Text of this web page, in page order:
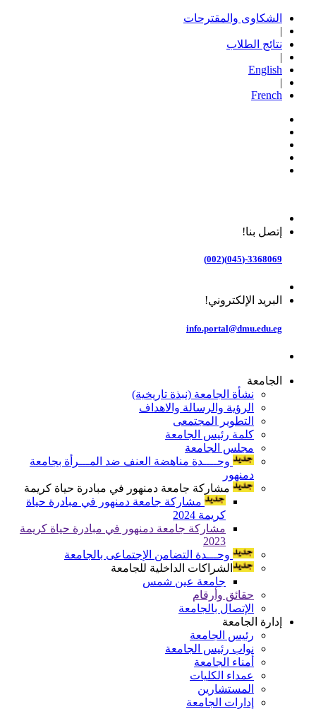
الشكاوى والمقترحات
|
نتائج الطلاب
|
English
|
French
إتصل بنا!
3368069-(045)(002)
البريد الإلكتروني!
info.portal@dmu.edu.eg
الجامعة
نشأة الجامعة (نبذة تاريخية)
الرؤية والرسالة والاهداف
التطوير المجتمعى
كلمة رئيس الجامعة
مجلس الجامعة
وحــــدة مناهضة العنف ضد المـــرأة بجامعة
دمنهور
مشاركة جامعة دمنهور في مبادرة حياة كريمة
مشاركة جامعة دمنهور في مبادرة حياة
كريمة 2024
مشاركة جامعة دمنهور في مبادرة حياة كريمة
2023
وحـــدة التضامن الإجتماعى بالجامعة
الشراكات الداخلية للجامعة
جامعة عين شمس
حقائق وأرقام
الإتصال بالجامعة
إدارة الجامعة
رئيس الجامعة
نواب رئيس الجامعة
أمناء الجامعة
عمداء الكليات
المستشارين
إدارات الجامعة